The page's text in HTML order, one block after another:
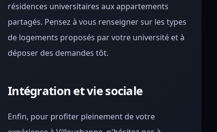
résidences universitaires aux appartements
partagés. Pensez à vous renseigner sur les types
de logements proposés par votre université et à
déposer des demandes tôt.
Intégration et vie sociale
Enfin, pour profiter pleinement de votre